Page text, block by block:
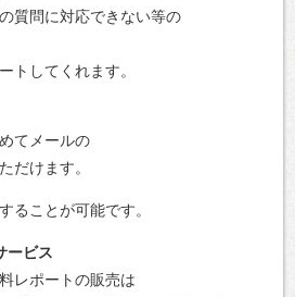
質問に対応できない等の
トしてくれます。
てメールの
だけます。
ることが可能です。
ービス
レポートの販売は